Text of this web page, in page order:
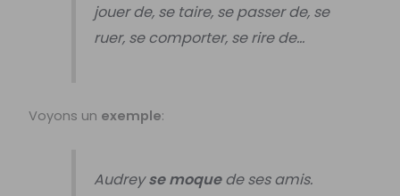
jouer de, se taire, se passer de, se
ruer, se comporter, se rire de…
Voyons un exemple:
Audreyse moquede ses amis.